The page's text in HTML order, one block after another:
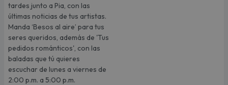
tardes junto a Pia, con las
últimas noticias de tus artistas.
Manda ‘Besos al aire’ para tus
seres queridos, además de 'Tus
pedidos románticos', con las
baladas que tú quieres
escuchar de lunes a viernes de
2:00 p.m. a 5:00 p.m.